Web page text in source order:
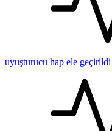
uyuşturucu hap ele geçirildi